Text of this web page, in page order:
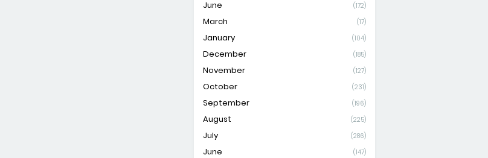
June (172)
March (17)
January (104)
December (185)
November (127)
October (231)
September (196)
August (225)
July (286)
June (147)